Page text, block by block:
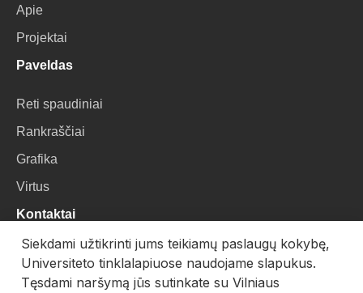
Apie
Projektai
Paveldas
Reti spaudiniai
Rankraščiai
Grafika
Virtus
Kontaktai
VU Biblioteka
Universiteto g. 3, LT-01122, Vilnius
Siekdami užtikrinti jums teikiamų paslaugų kokybę,
Universiteto tinklalapiuose naudojame slapukus.
Tęsdami naršymą jūs sutinkate su Vilniaus